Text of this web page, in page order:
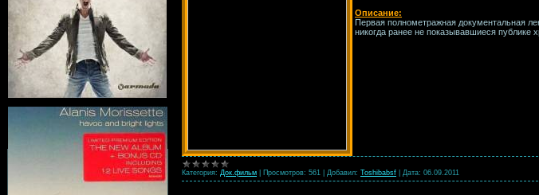
Описание:
Первая полнометражная документальная
никогда ранее не показывавшиеся
Категория: Док.фильм Просмотров: 561 Добавил: Toshibabsf Дата: 06.09.2011